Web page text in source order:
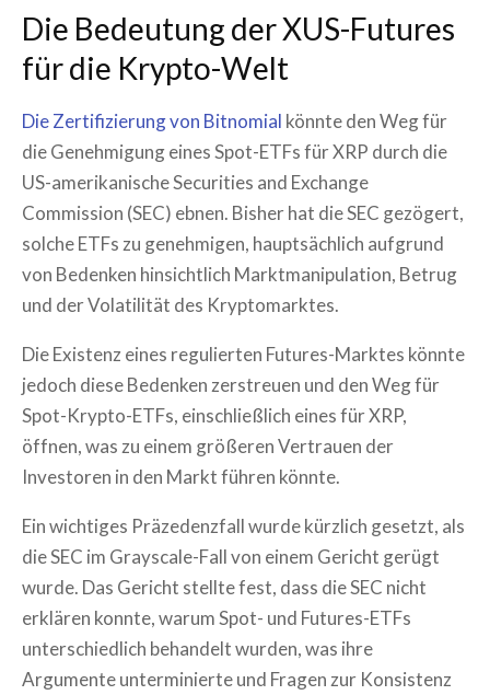
Die Bedeutung der XUS-Futures
für die Krypto-Welt
Die Zertifizierung von Bitnomial könnte den Weg für
die Genehmigung eines Spot-ETFs für XRP durch die
US-amerikanische Securities and Exchange
Commission (SEC) ebnen. Bisher hat die SEC gezögert,
solche ETFs zu genehmigen, hauptsächlich aufgrund
von Bedenken hinsichtlich Marktmanipulation, Betrug
und der Volatilität des Kryptomarktes.
Die Existenz eines regulierten Futures-Marktes könnte
jedoch diese Bedenken zerstreuen und den Weg für
Spot-Krypto-ETFs, einschließlich eines für XRP,
öffnen, was zu einem größeren Vertrauen der
Investoren in den Markt führen könnte.
Ein wichtiges Präzedenzfall wurde kürzlich gesetzt, als
die SEC im Grayscale-Fall von einem Gericht gerügt
wurde. Das Gericht stellte fest, dass die SEC nicht
erklären konnte, warum Spot- und Futures-ETFs
unterschiedlich behandelt wurden, was ihre
Argumente unterminierte und Fragen zur Konsistenz